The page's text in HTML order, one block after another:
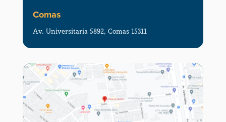
Comas
Av. Universitaria 5892, Comas 15311